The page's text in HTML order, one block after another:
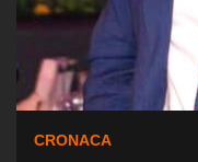
CRONACA